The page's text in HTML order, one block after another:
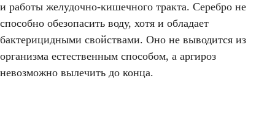
и работы желудочно-кишечного тракта. Серебро не
способно обезопасить воду, хотя и обладает
бактерицидными свойствами. Оно не выводится из
организма естественным способом, а аргироз
невозможно вылечить до конца.